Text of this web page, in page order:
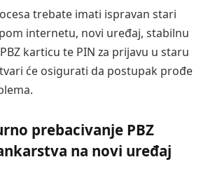
trebate imati ispravan stari
internetu, novi uređaj, stabilnu
karticu te PIN za prijavu u staru
će osigurati da postupak prođe
prebacivanje PBZ
na novi uređaj